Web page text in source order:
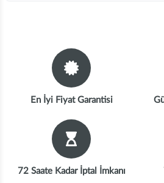
En İyi Fiyat Garantisi
72 Saate Kadar İptal İmkanı